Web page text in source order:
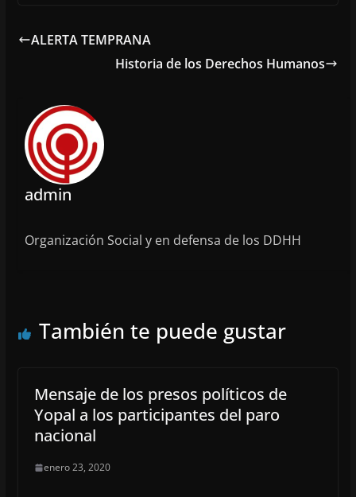
ALERTA TEMPRANA
Historia de los Derechos Humanos
admin
Organización Social y en defensa de los DDHH
También te puede gustar
Mensaje de los presos políticos de
Yopal a los participantes del paro
nacional
enero 23, 2020